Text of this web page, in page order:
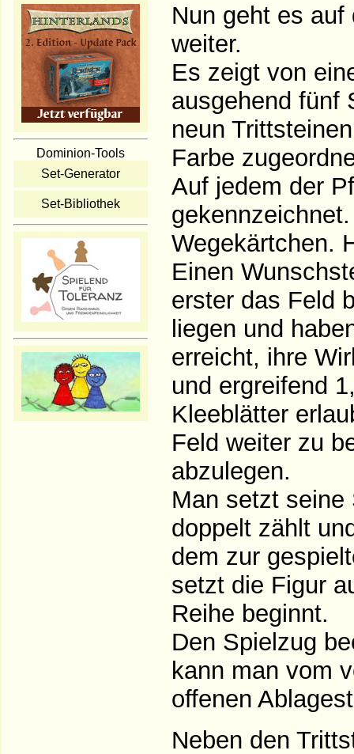
Dominion-Tools
Set-Generator
Set-Bibliothek
Nun geht es
weiter.
Es zeigt von
ausgehend fünf
neun
Farbe
Auf jedem der
Wegekärtchen.
Einen
erster das Feld
liegen und
erreicht, ihre
und ergreifend
Kleeblätter
Feld weiter zu
abzulegen.
Man setzt
doppelt zählt
dem zur
setzt die Figur
Reihe beginnt.
Den Spielzug
kann man vom
offenen
Neben den